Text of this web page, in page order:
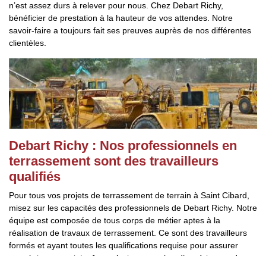
n’est assez durs à relever pour nous. Chez Debart Richy,
bénéficier de prestation à la hauteur de vos attendes. Notre
savoir-faire a toujours fait ses preuves auprès de nos différentes
clientèles.
Debart Richy : Nos professionnels en
terrassement sont des travailleurs
qualifiés
Pour tous vos projets de terrassement de terrain à Saint Cibard,
misez sur les capacités des professionnels de Debart Richy. Notre
équipe est composée de tous corps de métier aptes à la
réalisation de travaux de terrassement. Ce sont des travailleurs
formés et ayant toutes les qualifications requise pour assurer